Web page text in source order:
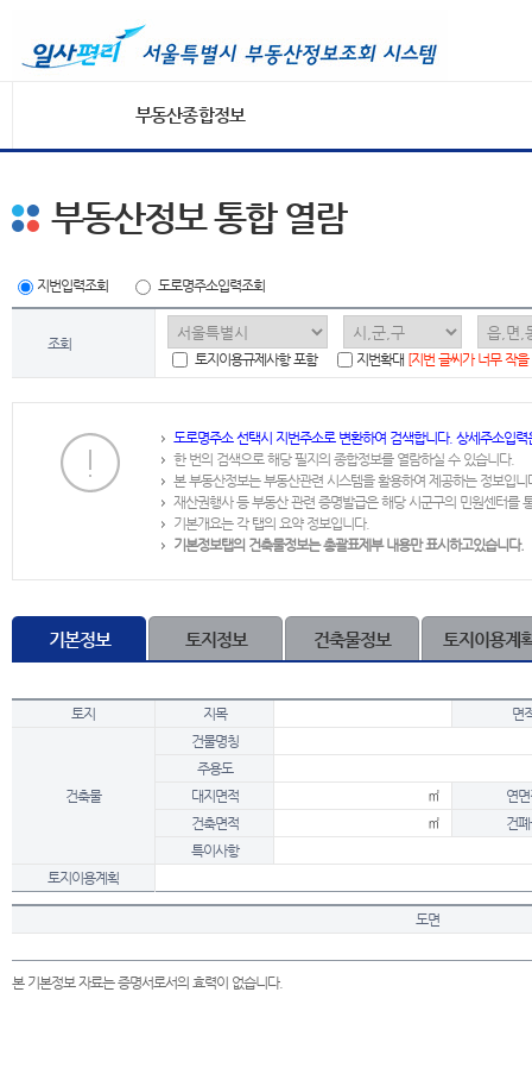
부동산종합정보
부동산정보 통합 열람
지번입력조회 도로명주소입력조회
조회
토지이용규제사항 포함
지번확대 [지번 글씨가 너무 작
도로명주소 선택시 지번주소로 변환하여 검색합니다. 상세주소입
한 번의 검색으로 해당 필지의 종합정보를 열람하실 수 있습니다.
본 부동산정보는 부동산관련 시스템을 활용하여 제공하는 정보입니
재산권행사 등 부동산 관련 증명발급은 해당 시군구의 민원센터를
기본개요는 각 탭의 요약 정보입니다.
기본정보탭의 건축물정보는 총괄표제부 내용만 표시하고있습니다.
기본정보 토지정보 건축물정보 토지이용계
토지 지목 면
건축물
건물명칭
주용도
대지면적
㎡
연
건축면적
㎡
건
특이사항
토지이용계획
도면
본 기본정보 자료는 증명서로서의 효력이 없습니다.